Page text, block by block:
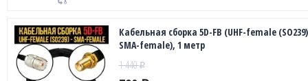
Кабельная сборка 5D-FB (UHF-female
SMA-female), 1 метр
1 440₽